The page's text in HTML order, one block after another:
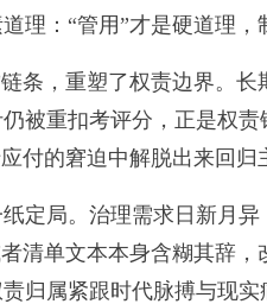
理：“管用”才是硬道理，
，重塑了权责边界。长
被重扣考评分，正是权
付的窘迫中解脱出来回归
局。治理需求日新月异
清单文本本身含糊其辞
归属紧跟时代脉搏与现